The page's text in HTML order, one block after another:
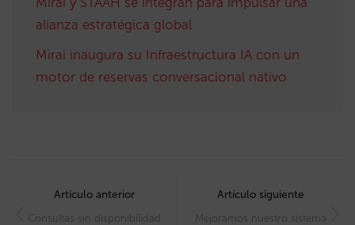
alianza estratégica global
Mirai inaugura su Infraestructura IA con un
motor de reservas conversacional nativo
navigation
Artículo anterior
Consultas sin disponibilidad
Artículo siguiente
Mejoramos nuestro sistema